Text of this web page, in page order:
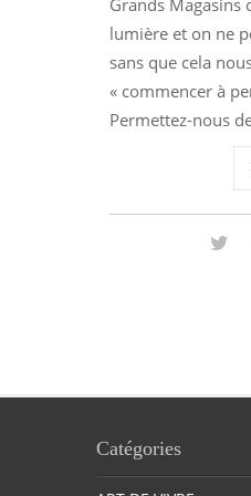
Grands Magasins
lumière et on ne
sans que cela
« commencer à
Permettez-nous
Catégories